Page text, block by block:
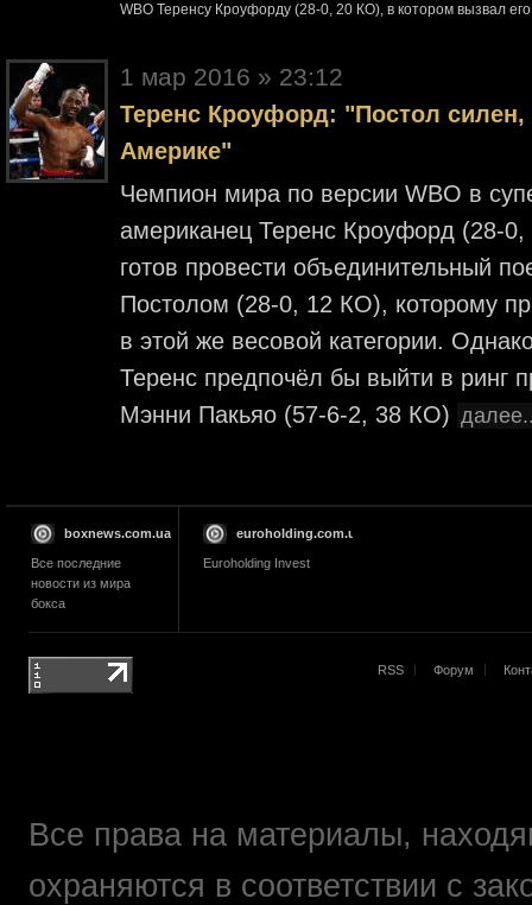
WBO Теренсу Кроуфорду (28-0, 20 КО), в котором вызвал
1 мар 2016 » 23:12
Теренс Кроуфорд: "Постол силен,
Америке"
Чемпион мира по версии WBO в
американец Теренс Кроуфорд (28-
готов провести объединительный
Постолом (28-0, 12 КО), которому
в этой же весовой категории.
Теренс предпочёл бы выйти в ринг
Мэнни Пакьяо (57-6-2, 38 КО)
boxnews.com.ua
Все последние
новости из мира
бокса
euroholding.com.ua
Euroholding Invest
RSS Форум
Все права на материалы,
охраняются в соответствии с